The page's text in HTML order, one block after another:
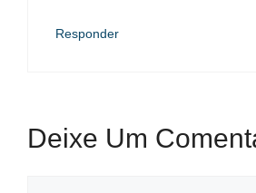
Responder
Deixe Um